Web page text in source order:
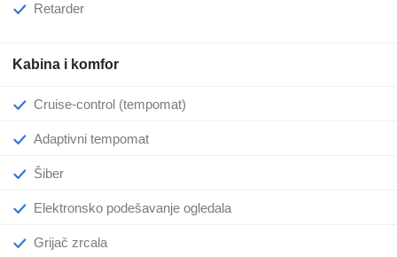
Retarder
Kabina i komfor
Cruise-control (tempomat)
Adaptivni tempomat
Šiber
Elektronsko podešavanje ogledala
Grijač zrcala